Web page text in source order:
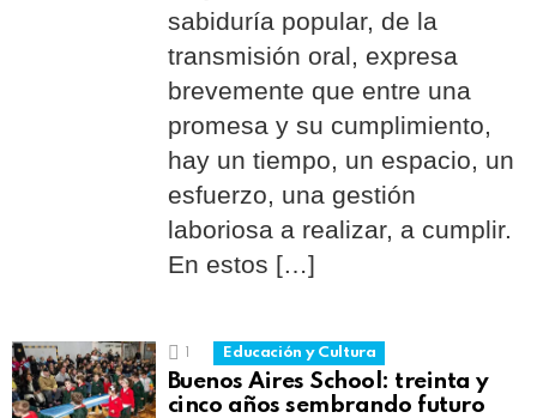
sabiduría popular, de la
transmisión oral, expresa
brevemente que entre una
promesa y su cumplimiento,
hay un tiempo, un espacio, un
esfuerzo, una gestión
laboriosa a realizar, a cumplir.
En estos […]
1 Educación y Cultura
Buenos Aires School: treinta y
cinco años sembrando futuro